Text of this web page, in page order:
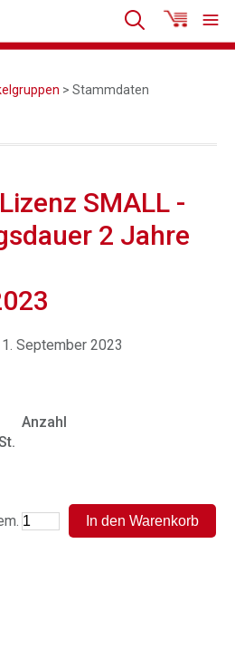
> Stammdaten
SMALL -
2 Jahre
1. September 2023
Anzahl